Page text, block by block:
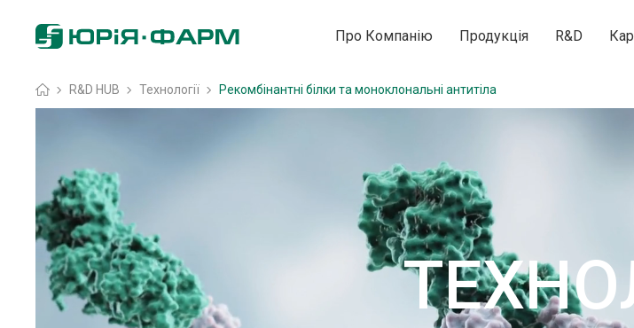
Про Компанію Продукція R&D
Головна
» R&D HUB » Технології » Рекомбінантні білки та моноклональні антитіла